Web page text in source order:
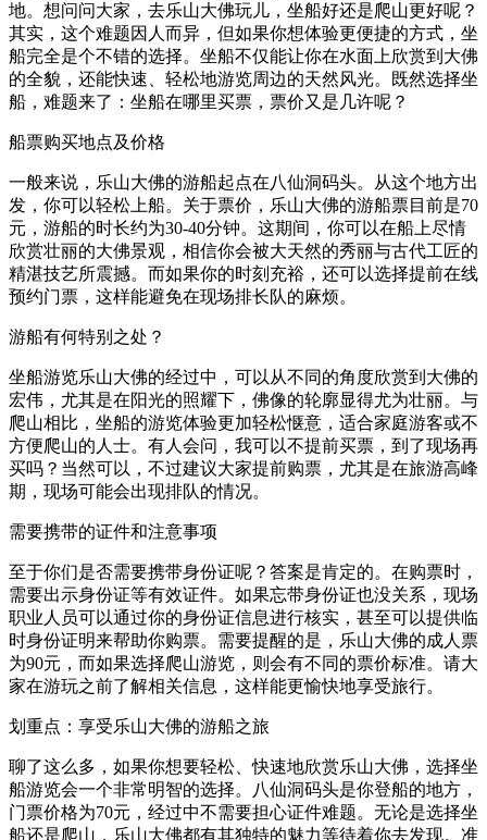
地。想问问大家，去乐山大佛玩儿，坐船好还是爬山更好呢？
其实，这个难题因人而异，但如果你想体验更便捷的方式，坐
船完全是个不错的选择。坐船不仅能让你在水面上欣赏到大佛
的全貌，还能快速、轻松地游览周边的天然风光。既然选择坐
船，难题来了：坐船在哪里买票，票价又是几许呢？
船票购买地点及价格
一般来说，乐山大佛的游船起点在八仙洞码头。从这个地方出
发，你可以轻松上船。关于票价，乐山大佛的游船票目前是70
元，游船的时长约为30-40分钟。这期间，你可以在船上尽情
欣赏壮丽的大佛景观，相信你会被大天然的秀丽与古代工匠的
精湛技艺所震撼。而如果你的时刻充裕，还可以选择提前在线
预约门票，这样能避免在现场排长队的麻烦。
游船有何特别之处？
坐船游览乐山大佛的经过中，可以从不同的角度欣赏到大佛的
宏伟，尤其是在阳光的照耀下，佛像的轮廓显得尤为壮丽。与
爬山相比，坐船的游览体验更加轻松惬意，适合家庭游客或不
方便爬山的人士。有人会问，我可以不提前买票，到了现场再
买吗？当然可以，不过建议大家提前购票，尤其是在旅游高峰
期，现场可能会出现排队的情况。
需要携带的证件和注意事项
至于你们是否需要携带身份证呢？答案是肯定的。在购票时，
需要出示身份证等有效证件。如果忘带身份证也没关系，现场
职业人员可以通过你的身份证信息进行核实，甚至可以提供临
时身份证明来帮助你购票。需要提醒的是，乐山大佛的成人票
为90元，而如果选择爬山游览，则会有不同的票价标准。请大
家在游玩之前了解相关信息，这样能更愉快地享受旅行。
划重点：享受乐山大佛的游船之旅
聊了这么多，如果你想要轻松、快速地欣赏乐山大佛，选择坐
船游览会一个非常明智的选择。八仙洞码头是你登船的地方，
门票价格为70元，经过中不需要担心证件难题。无论是选择坐
船还是爬山，乐山大佛都有其独特的魅力等待着你去发现。准